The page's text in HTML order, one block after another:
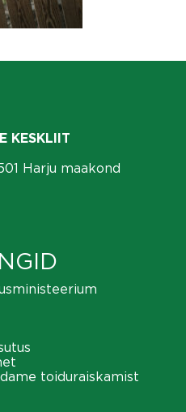
KESKLIIT
Harju maakond
toiduraiskamist